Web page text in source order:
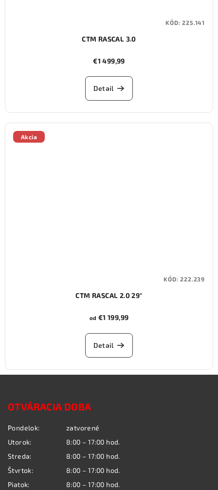
CTM RASCAL 3.0
€1 499,99
Detail
KÓD:225.141
Akcia
CTM RASCAL 2.0 29"
od €1 199,99
Detail
KÓD:222.239
OTVÁRACIA DOBA
Pondelok:
zatvorené
Utorok:
8:00 – 17:00 hod.
Streda:
8:00 – 17:00 hod.
Štvrtok:
8:00 – 17:00 hod.
Piatok:
8:00 – 17:00 hod.